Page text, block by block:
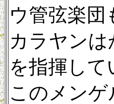
ウ管弦楽
カラヤン
を指揮し
このメン